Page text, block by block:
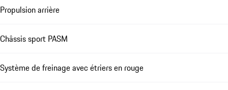
Propulsion arrière
Châssis sport PASM
Système de freinage avec étriers en rouge